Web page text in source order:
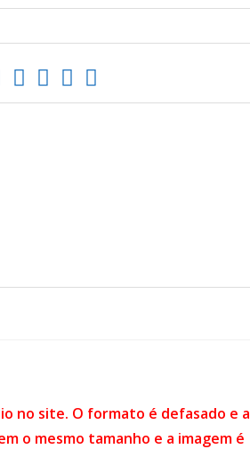
no site. O formato é defasado e a
o mesmo tamanho e a imagem é